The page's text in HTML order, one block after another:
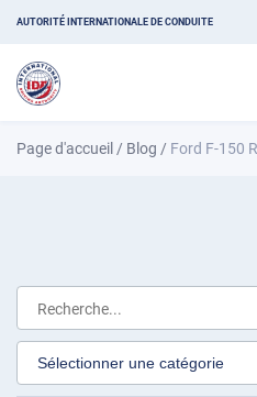
AUTORITÉ INTERNATIONALE DE CONDUITE
Page d'accueil / Blog / Ford F-150